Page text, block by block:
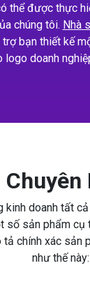
thể được thực
chúng tôi. Nhà
bạn thiết kế
logo doanh
Chuyên
kinh doanh tất
số sản phẩm cụ
tả chính xác sản
như thế này: